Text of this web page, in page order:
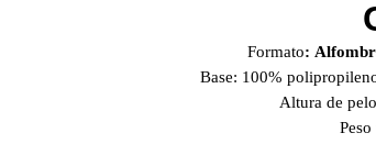
Formato:
Base: 100%
Altura de